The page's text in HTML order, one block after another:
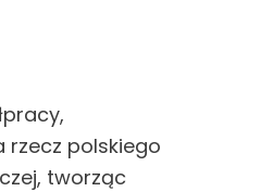
polskiego
tworząc